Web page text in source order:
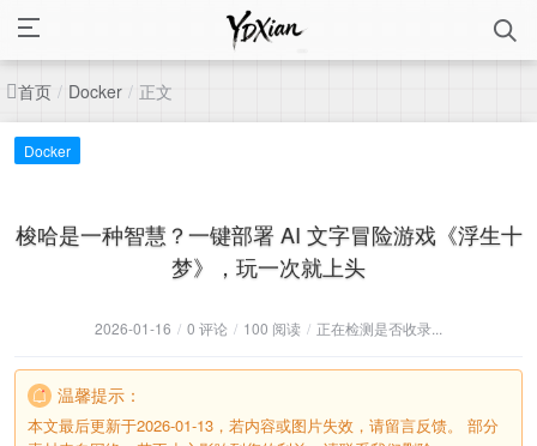
首页 / Docker / 正文
Docker
梭哈是一种智慧？一键部署 AI 文字冒险游戏《浮生十
梦》，玩一次就上头
2026-01-16 / 0 评论 / 100 阅读 / 正在检测是否收录...
温馨提示：
本文最后更新于2026-01-13，若内容或图片失效，请留言反馈。 部分